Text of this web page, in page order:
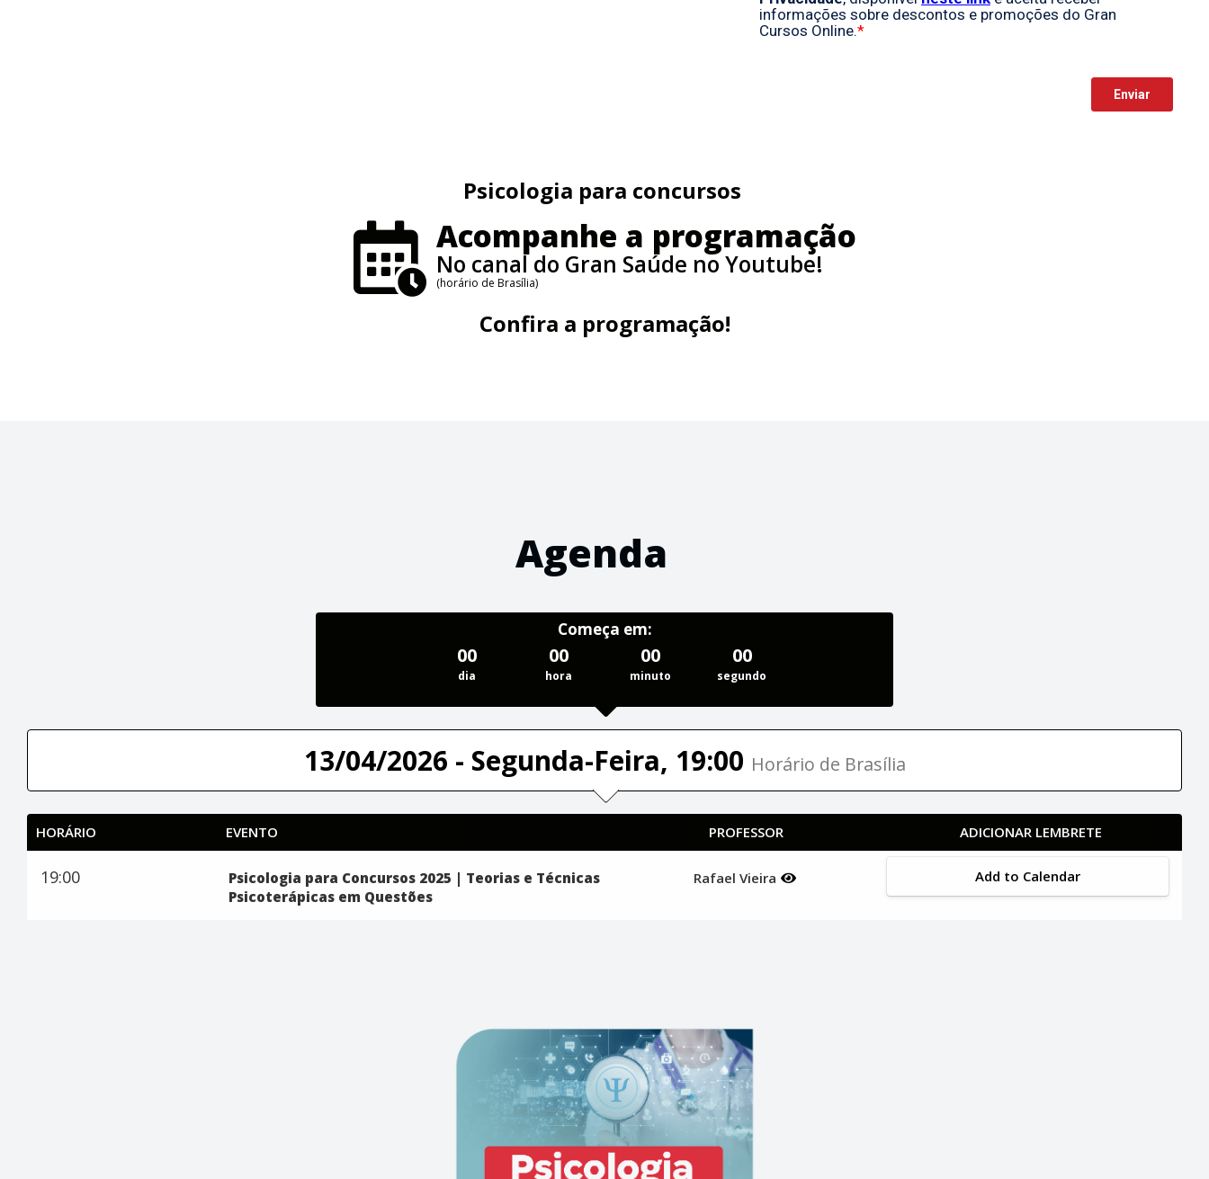
Psicologia para concursos
Acompanhe a programação
No canal do Gran Saúde no Youtube!
(horário de Brasília)
Confira a programação!
Agenda
Começa em:
00
dia
00
hora
00
minuto
00
segundo
13/04/2026 - Segunda-Feira, 19:00 Horário de Brasília
HORÁRIO EVENTO PROFESSOR ADICIONAR LEMBRETE
19:00
Psicologia para Concursos 2025 | Teorias e Técnicas
Psicoterápicas em Questões
Rafael Vieira Add to Calendar